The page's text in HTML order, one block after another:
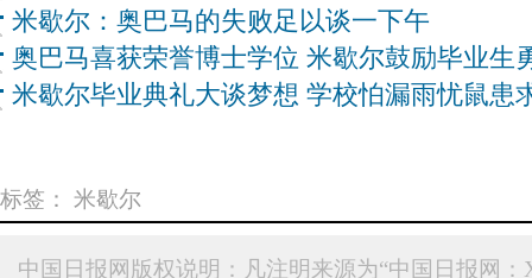
米歇尔：奥巴马的失败足以谈一下午
奥巴马喜获荣誉博士学位 米歇尔鼓励毕业生
米歇尔毕业典礼大谈梦想 学校怕漏雨忧鼠患
标签： 米歇尔
中国日报网版权说明：凡注明来源为“中国日报网